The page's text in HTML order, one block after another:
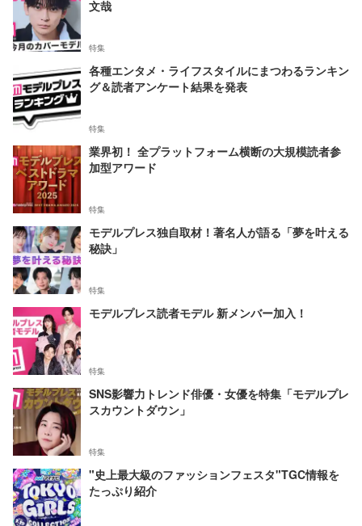
文哉
特集
各種エンタメ・ライフスタイルにまつわるランキン
グ＆読者アンケート結果を発表
特集
業界初！ 全プラットフォーム横断の大規模読者参
加型アワード
特集
モデルプレス独自取材！著名人が語る「夢を叶える
秘訣」
特集
モデルプレス読者モデル 新メンバー加入！
特集
SNS影響力トレンド俳優・女優を特集「モデルプレ
スカウントダウン」
特集
"史上最大級のファッションフェスタ"TGC情報を
たっぷり紹介